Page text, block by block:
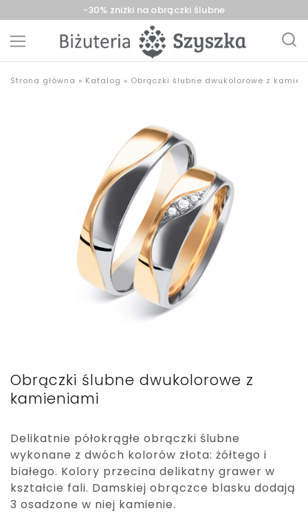
-30% zniżki na obrączki ślubne
Szyszka
z
Strona główna » Katalog » Obrączki ślubne dwukolorowe z
Obrączki ślubne dwukolorowe z
kamieniami
Delikatnie półokrągłe obrączki ślubne
wykonane z dwóch kolorów złota: żółtego i
białego. Kolory przecina delikatny grawer w
kształcie fali. Damskiej obrączce blasku dodają
3 osadzone w niej kamienie.